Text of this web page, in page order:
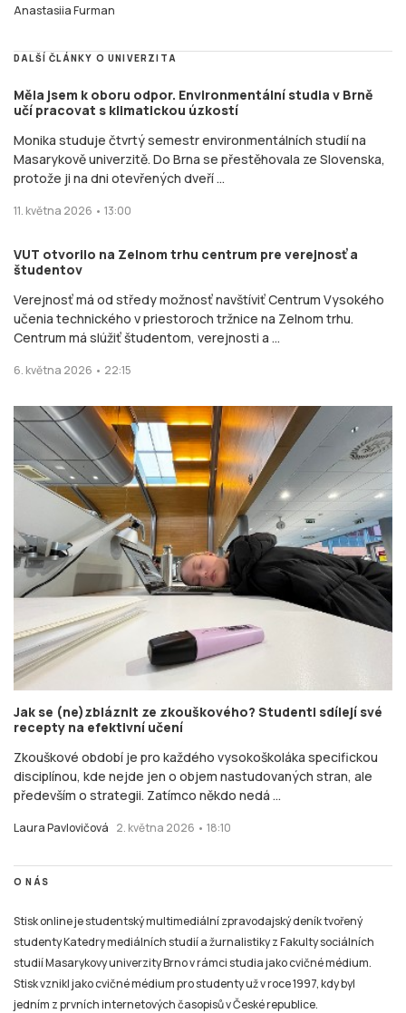
Anastasiia Furman
DALŠÍ ČLÁNKY O UNIVERZITA
Měla jsem k oboru odpor. Environmentální studia v Brně
učí pracovat s klimatickou úzkostí
Monika studuje čtvrtý semestr environmentálních studií na
Masarykově univerzitě. Do Brna se přestěhovala ze Slovenska,
protože ji na dni otevřených dveří ...
11. května 2026 • 13:00
VUT otvorilo na Zelnom trhu centrum pre verejnosť a
študentov
Verejnosť má od středy možnosť navštíviť Centrum Vysokého
učenia technického v priestoroch tržnice na Zelnom trhu.
Centrum má slúžiť študentom, verejnosti a ...
6. května 2026 • 22:15
Jak se (ne)zbláznit ze zkouškového? Studenti sdílejí své
recepty na efektivní učení
Zkouškové období je pro každého vysokoškoláka specifickou
disciplínou, kde nejde jen o objem nastudovaných stran, ale
především o strategii. Zatímco někdo nedá ...
Laura Pavlovičová 2. května 2026 • 18:10
O NÁS
Stisk online je studentský multimediální zpravodajský deník tvořený
studenty Katedry mediálních studií a žurnalistiky z Fakulty sociálních
studií Masarykovy univerzity Brno v rámci studia jako cvičné médium.
Stisk vznikl jako cvičné médium pro studenty už v roce 1997, kdy byl
jedním z prvních internetových časopisů v České republice.